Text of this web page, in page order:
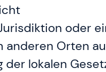
oder
anderen Orten
der lokalen